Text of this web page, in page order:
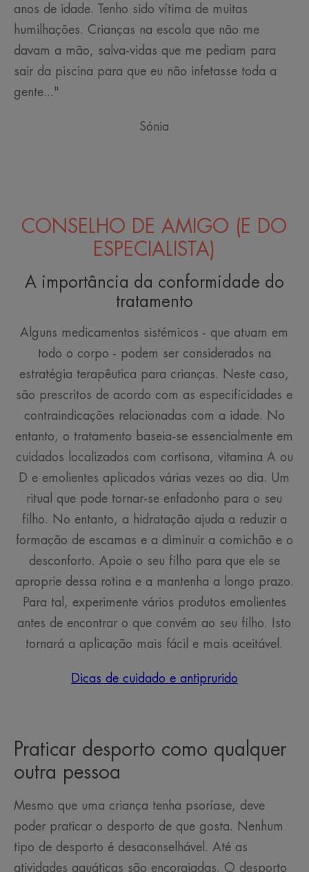
anos de idade. Tenho sido vítima de muitas
humilhações. Crianças na escola que não me
davam a mão, salva-vidas que me pediam para
sair da piscina para que eu não infetasse toda a
gente..."
Sónia
CONSELHO DE AMIGO (E DO
ESPECIALISTA)
A importância da conformidade do
tratamento
Alguns medicamentos sistémicos - que atuam em
todo o corpo - podem ser considerados na
estratégia terapêutica para crianças. Neste caso,
são prescritos de acordo com as especificidades e
contraindicações relacionadas com a idade. No
entanto, o tratamento baseia-se essencialmente em
cuidados localizados com cortisona, vitamina A ou
D e emolientes aplicados várias vezes ao dia. Um
ritual que pode tornar-se enfadonho para o seu
filho. No entanto, a hidratação ajuda a reduzir a
formação de escamas e a diminuir a comichão e o
desconforto. Apoie o seu filho para que ele se
aproprie dessa rotina e a mantenha a longo prazo.
Para tal, experimente vários produtos emolientes
antes de encontrar o que convém ao seu filho. Isto
tornará a aplicação mais fácil e mais aceitável.
Dicas de cuidado e antiprurido
Praticar desporto como qualquer
outra pessoa
Mesmo que uma criança tenha psoríase, deve
poder praticar o desporto de que gosta. Nenhum
tipo de desporto é desaconselhável. Até as
atividades aquáticas são encorajadas. O desporto